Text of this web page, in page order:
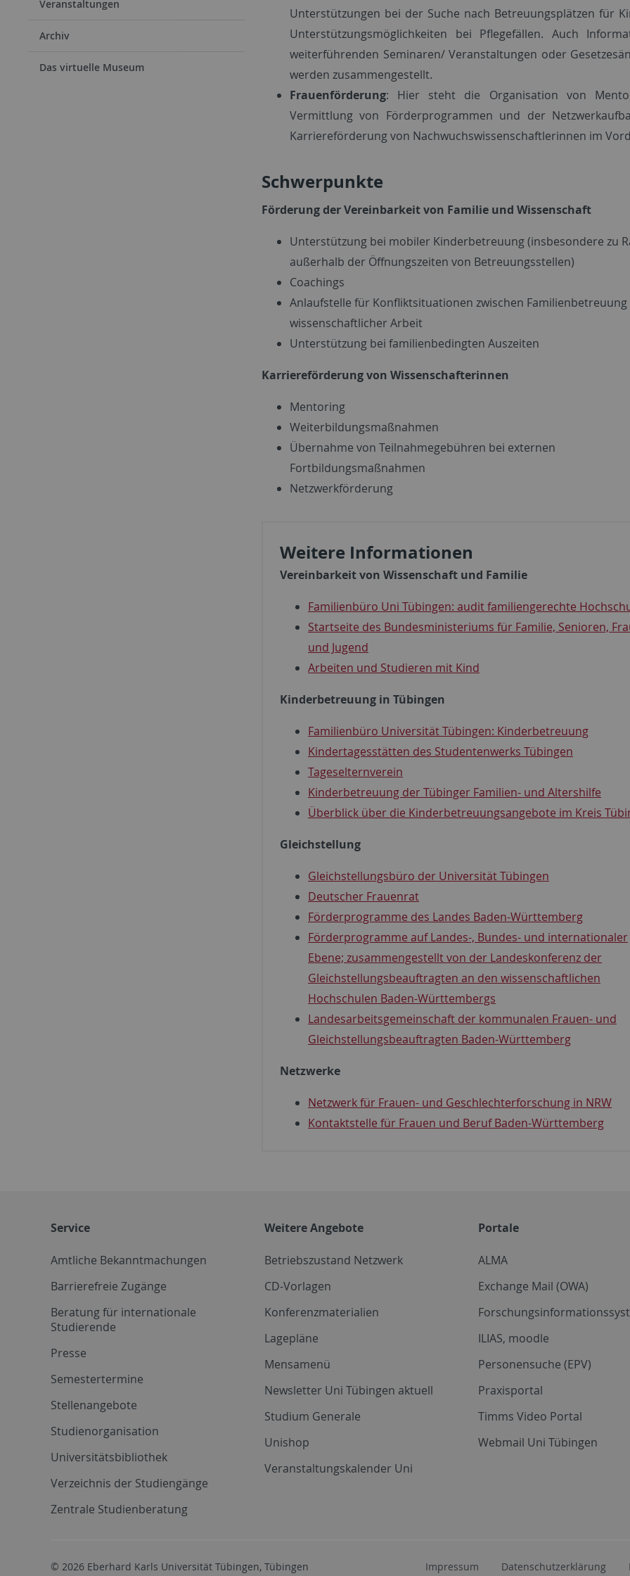
Veranstaltungen
Archiv
Das virtuelle Museum
Unterstützungen bei der Suche nach Betreuungsplätzen für
Unterstützungsmöglichkeiten bei Pflegefällen. Auch
weiterführenden Seminaren/ Veranstaltungen oder
werden zusammengestellt.
Frauenförderung: Hier steht die Organisation von
Vermittlung von Förderprogrammen und der
Karriereförderung von Nachwuchswissenschaftlerinnen im
Schwerpunkte
Förderung der Vereinbarkeit von Familie und Wissenschaft
Unterstützung bei mobiler Kinderbetreuung (insbesondere zu
außerhalb der Öffnungszeiten von Betreuungsstellen)
Coachings
Anlaufstelle für Konfliktsituationen zwischen Familienbetreuung
wissenschaftlicher Arbeit
Unterstützung bei familienbedingten Auszeiten
Karriereförderung von Wissenschafterinnen
Mentoring
Weiterbildungsmaßnahmen
Übernahme von Teilnahmegebühren bei externen
Fortbildungsmaßnahmen
Netzwerkförderung
Weitere Informationen
Vereinbarkeit von Wissenschaft und Familie
Familienbüro Uni Tübingen: audit familiengerechte
Startseite des Bundesministeriums für Familie, Senioren,
und Jugend
Arbeiten und Studieren mit Kind
Kinderbetreuung in Tübingen
Familienbüro Universität Tübingen: Kinderbetreuung
Kindertagesstätten des Studentenwerks Tübingen
Tageselternverein
Kinderbetreuung der Tübinger Familien- und Altershilfe
Überblick über die Kinderbetreuungsangebote im Kreis
Gleichstellung
Gleichstellungsbüro der Universität Tübingen
Deutscher Frauenrat
Förderprogramme des Landes Baden-Württemberg
Förderprogramme auf Landes-, Bundes- und internationaler
Ebene; zusammengestellt von der Landeskonferenz der
Gleichstellungsbeauftragten an den wissenschaftlichen
Hochschulen Baden-Württembergs
Landesarbeitsgemeinschaft der kommunalen Frauen- und
Gleichstellungsbeauftragten Baden-Württemberg
Netzwerke
Netzwerk für Frauen- und Geschlechterforschung in NRW
Kontaktstelle für Frauen und Beruf Baden-Württemberg
Service
Amtliche Bekanntmachungen
Barrierefreie Zugänge
Beratung für internationale
Studierende
Presse
Semestertermine
Stellenangebote
Studienorganisation
Universitätsbibliothek
Verzeichnis der Studiengänge
Zentrale Studienberatung
Weitere Angebote
Betriebszustand Netzwerk
CD-Vorlagen
Konferenzmaterialien
Lagepläne
Mensamenü
Newsletter Uni Tübingen aktuell
Studium Generale
Unishop
Veranstaltungskalender Uni
Portale
ALMA
Exchange Mail (OWA)
ILIAS, moodle
Personensuche (EPV)
Praxisportal
Timms Video Portal
Webmail Uni Tübingen
© 2026 Eberhard Karls Universität Tübingen, Tübingen Impressum Datenschutzerklärung